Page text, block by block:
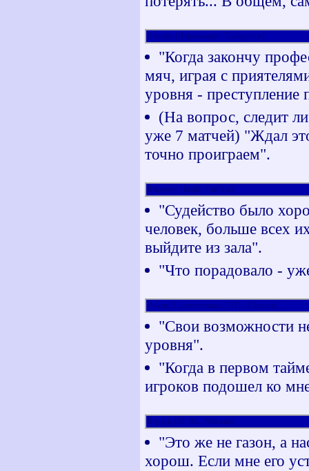
Алания (Нероманцев, Хабаровск)
"Когда закончу
мяч, играя с
уровня - преступление
(На вопрос, следит
уже 7 матчей) "Ждал
точно проиграем".
Ювентус (Кофе, Тамбов)
"Судейство было
человек, больше всех
выйдите из зала".
"Что порадовало -
Лисма_Светотехника (-AD-, Саранск)
"Свои возможности
уровня".
"Когда в первом
игроков подошел ко
Вердер (BUBA, Москва)
"Это же не газон, а
хорош. Если мне его